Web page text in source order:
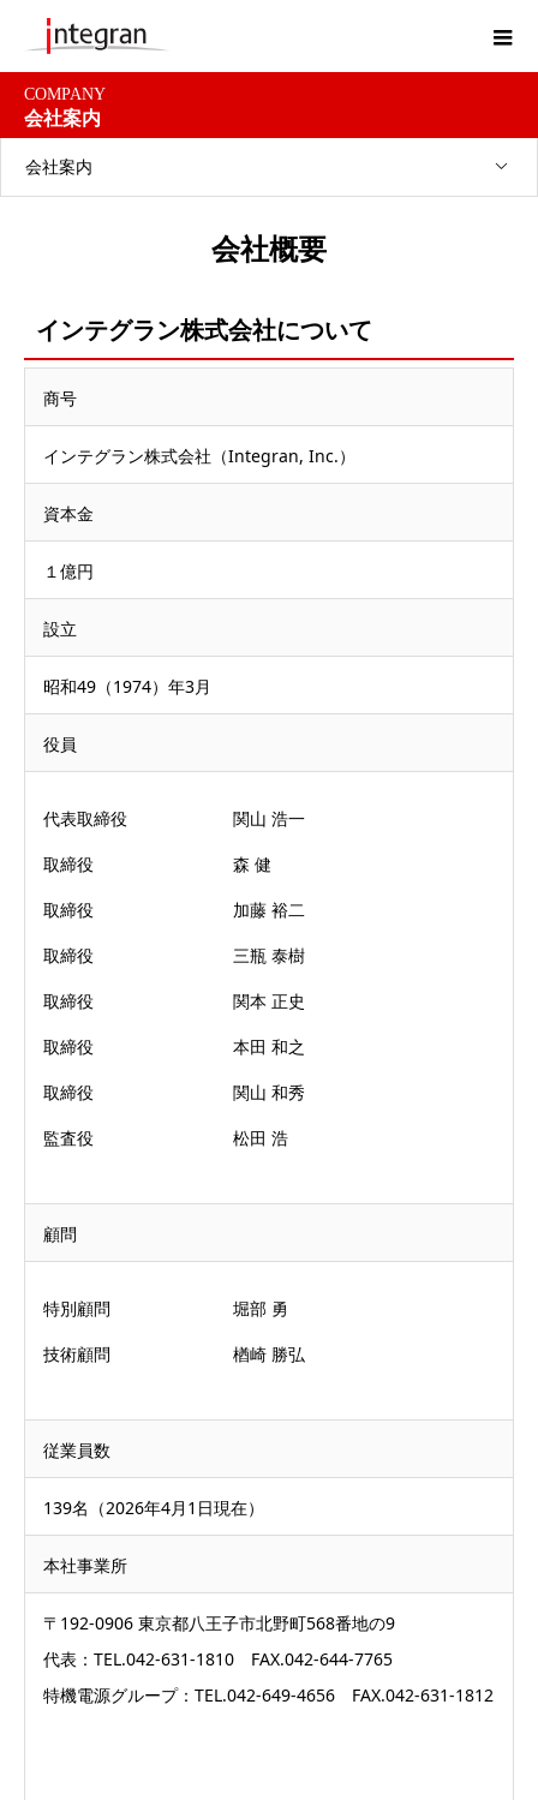
COMPANY
会社案内
会社案内
会社概要
インテグラン株式会社について
商号
インテグラン株式会社（Integran, Inc.）
資本金
１億円
設立
昭和49（1974）年3月
役員
代表取締役
関山 浩一
取締役
森 健
取締役
加藤 裕二
取締役
三瓶 泰樹
取締役
関本 正史
取締役
本田 和之
取締役
関山 和秀
監査役
松田 浩
顧問
特別顧問
堀部 勇
技術顧問
楢崎 勝弘
従業員数
139名（2026年4月1日現在）
本社事業所
〒192-0906 東京都八王子市北野町568番地の9
代表：TEL.042-631-1810 FAX.042-644-7765
特機電源グループ：TEL.042-649-4656 FAX.042-631-1812